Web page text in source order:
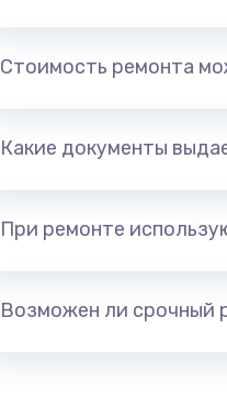
Стоимость ремонта
Какие документы
При ремонте
Возможен ли срочный